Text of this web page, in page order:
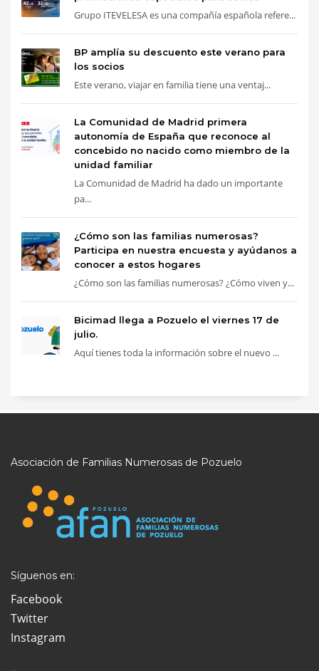
Grupo ITEVELESA es una compañía española refere...
BP amplía su descuento este verano para
los socios
Este verano, viajar en familia tiene una ventaj...
La Comunidad de Madrid primera
autonomía de España que reconoce al
concebido no nacido como miembro de la
unidad familiar
La Comunidad de Madrid ha dado un importante
pa...
¿Cómo son las familias numerosas?
Participa en nuestra encuesta y ayúdanos a
conocer a estos hogares
¿Cómo son las familias numerosas? ¿Cómo viven y...
Bicimad llega a Pozuelo el viernes 17 de
julio.
Aquí tienes toda la información sobre el nuevo ...
Asociación de Familias Numerosas de Pozuelo
Síguenos en:
Facebook
Twitter
Instagram